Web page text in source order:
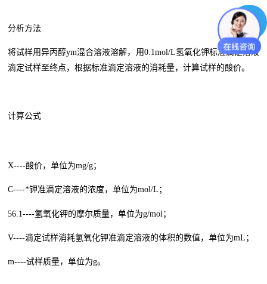
分析方法
将试样用异丙醇ym混合溶液溶解，用0.1mol/L氢氧化钾标准滴定溶液
滴定试样至终点，根据标准滴定溶液的消耗量，计算试样的酸价。
计算公式
X----酸价，单位为mg/g；
C----*钾准滴定溶液的浓度，单位为mol/L；
56.1----氢氧化钾的摩尔质量，单位为g/mol；
V----滴定试样消耗氢氧化钾准滴定溶液的体积的数值，单位为mL；
m----试样质量，单位为g。